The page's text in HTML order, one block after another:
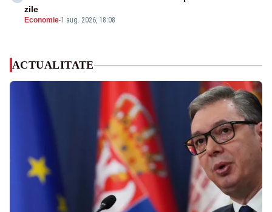
Economie-1 aug. 2026, 18:08
zile
ACTUALITATE